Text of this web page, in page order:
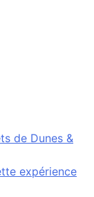
de Dunes &
expérience